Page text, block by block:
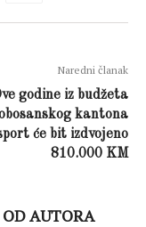
Naredni članak
godine iz budžeta
kantona
će bit izdvojeno
810.000 KM
AUTORA